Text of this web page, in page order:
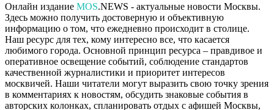
Онлайн издание MOS.NEWS - актуальные новости Москвы.
Здесь можно получить достоверную и объективную
информацию о том, что ежедневно происходит в столице.
Наш ресурс для тех, кому интересно все, что касается
любимого города. Основной принцип ресурса – правдивое и
оперативное освещение событий, соблюдение стандартов
качественной журналистики и приоритет интересов
москвичей. Наши читатели могут выразить свою точку зрения
в комментариях к новостям, обсудить знаковые события в
авторских колонках, спланировать отдых с афишей Москвы,